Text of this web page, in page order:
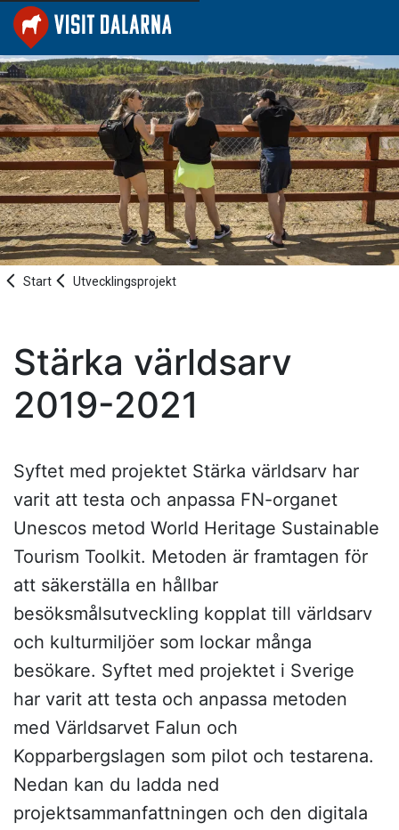
Start Utvecklingsprojekt
Stärka världsarv
2019-2021
Syftet med projektet Stärka världsarv har
varit att testa och anpassa FN-organet
Unescos metod World Heritage Sustainable
Tourism Toolkit. Metoden är framtagen för
att säkerställa en hållbar
besöksmålsutveckling kopplat till världsarv
och kulturmiljöer som lockar många
besökare. Syftet med projektet i Sverige
har varit att testa och anpassa metoden
med Världsarvet Falun och
Kopparbergslagen som pilot och testarena.
Nedan kan du ladda ned
projektsammanfattningen och den digitala